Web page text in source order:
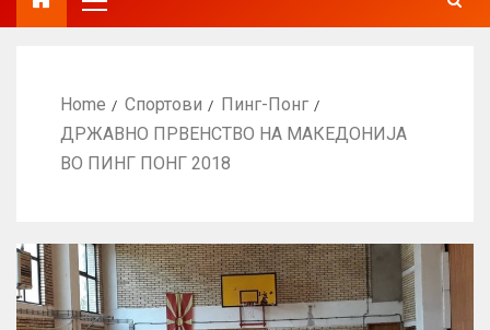
Home Спортови
Пинг-Понг
ДРЖАВНО ПРВЕНСТВО НА МАКЕДОНИЈА
ВО ПИНГ ПОНГ 2018